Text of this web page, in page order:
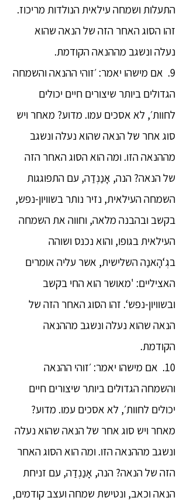
התעלות ושמחה עילאית הנולדות מריכוז.
זהו הסוג האחר הזה של הנאה שהוא
נעלה ונשגב מההנאה הקודמת.
9. אם מישהו יאמר: ׳זוהי ההנאה והשמחה
הגדולים ביותר שיצורים חיים יכולים
לחוות׳, לא אסכים עמו. מדוע? מאחר ויש
סוג אחר של הנאה שהוא נעלה ונשגב
מההנאה הזו. ומה הוא הסוג האחר הזה
של הנאה? הנה, אָנַנְדַה, עם התפוגגות
השמחה העילאית, נזיר נותר בשוויון-נפש,
בקשב ובהבנה מלאה, וחווה את השמחה
העילאית בגופו, והוא נכנס ושוהה
בגְ‘הָאנַה השלישית, אשר עליה אומרים
האציליים: 'מאושר הוא החי בקשב
ובשוויון-נפש‘. זהו הסוג האחר הזה של
הנאה שהוא נעלה ונשגב מההנאה
הקודמת.
10. אם מישהו יאמר: ׳זוהי ההנאה
והשמחה הגדולים ביותר שיצורים חיים
יכולים לחוות׳, לא אסכים עמו. מדוע?
מאחר ויש סוג אחר של הנאה שהוא נעלה
ונשגב מההנאה הזו. ומה הוא הסוג האחר
הזה של הנאה? הנה, אָנַנְדַה, עם זניחת
הנאה וכאב, ונטישת שמחה ועצב קודמים,